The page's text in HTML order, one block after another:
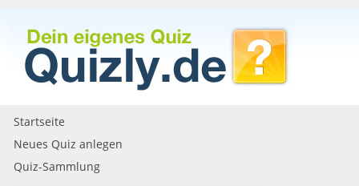
Startseite
Neues Quiz anlegen
Quiz-Sammlung